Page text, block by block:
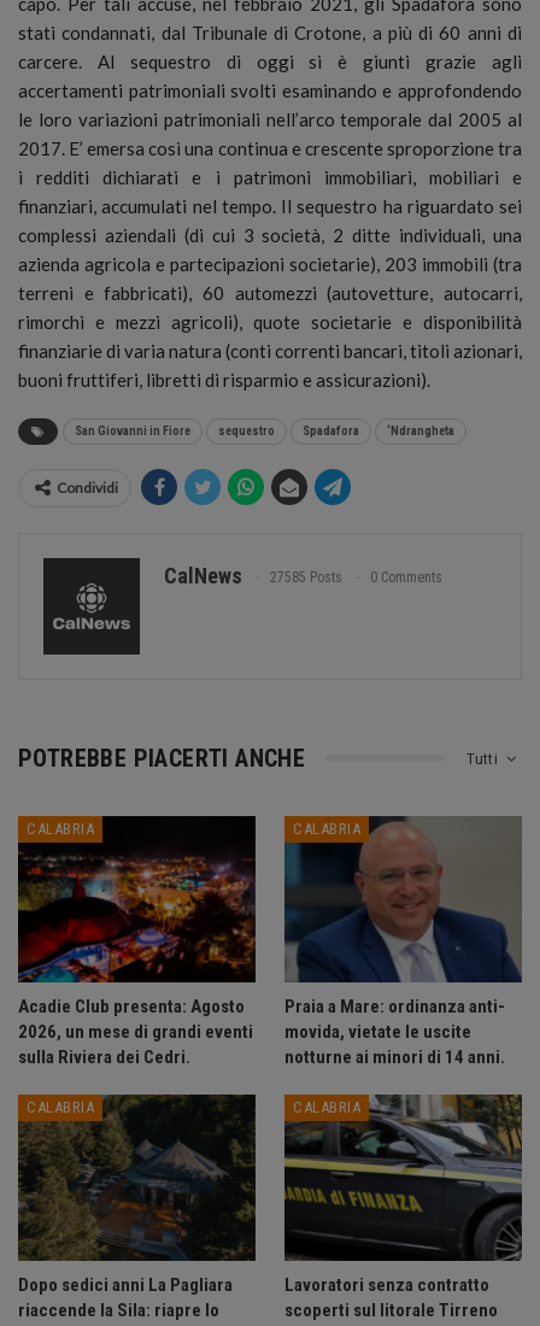
stati condannati, dal Tribunale di Crotone, a più di 60 anni di
carcere. Al sequestro di oggi si è giunti grazie agli
accertamenti patrimoniali svolti esaminando e approfondendo
le loro variazioni patrimoniali nell’arco temporale dal 2005 al
2017. E’ emersa così una continua e crescente sproporzione tra
i redditi dichiarati e i patrimoni immobiliari, mobiliari e
finanziari, accumulati nel tempo. Il sequestro ha riguardato sei
complessi aziendali (di cui 3 società, 2 ditte individuali, una
azienda agricola e partecipazioni societarie), 203 immobili (tra
terreni e fabbricati), 60 automezzi (autovetture, autocarri,
rimorchi e mezzi agricoli), quote societarie e disponibilità
finanziarie di varia natura (conti correnti bancari, titoli azionari,
buoni fruttiferi, libretti di risparmio e assicurazioni).
San Giovanni in Fiore sequestro Spadafora ‘Ndrangheta
Condividi
CalNews 27585 Posts 0 Comments
Tutti
POTREBBE PIACERTI ANCHE
CALABRIA
Acadie Club presenta: Agosto
2026, un mese di grandi eventi
sulla Riviera dei Cedri.
CALABRIA
Praia a Mare: ordinanza anti-
movida, vietate le uscite
notturne ai minori di 14 anni.
CALABRIA
Dopo sedici anni La Pagliara
riaccende la Sila: riapre lo
CALABRIA
Lavoratori senza contratto
scoperti sul litorale Tirreno